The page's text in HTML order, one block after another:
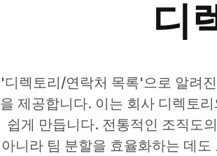
디
'디렉토리/연락처 목록'으로 알려
을 제공합니다. 이는 회사 디렉토
쉽게 만듭니다. 전통적인 조직도
아니라 팀 분할을 효율화하는 데